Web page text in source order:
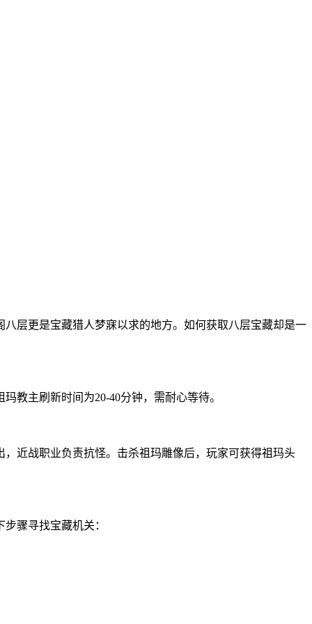
层更是宝藏猎人梦寐以求的地方。如何获取八层宝藏却是一
教主刷新时间为20-40分钟，需耐心等待。
近战职业负责抗怪。击杀祖玛雕像后，玩家可获得祖玛头
骤寻找宝藏机关：